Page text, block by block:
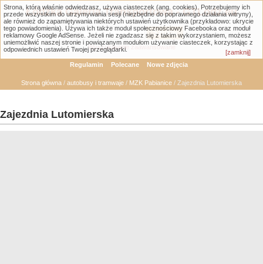
Łódzka Galeria Transportowa - GTLodz.eu
Wyszukiwanie zaawansowane
Regulamin Polecane Nowe zdjęcia
Strona główna / autobusy i tramwaje / MZK Pabianice / Zajezdnia Lutomierska
Zajezdnia Lutomierska
Strona, którą właśnie odwiedzasz, używa ciasteczek (ang. cookies). Potrzebujemy ich
przede wszystkim do utrzymywania sesji (niezbędne do poprawnego działania witryny),
ale również do zapamiętywania niektórych ustawień użytkownika (przykładowo: ukrycie
tego powiadomienia). Używa ich także moduł społecznościowy Facebooka oraz moduł
reklamowy Google AdSense. Jeżeli nie zgadzasz się z takim wykorzystaniem, możesz
uniemożliwić naszej stronie i powiązanym modułom używanie ciasteczek, korzystając z
odpowiednich ustawień Twojej przeglądarki.
[zamknij]